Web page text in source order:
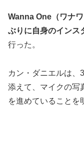
Wanna One（ワナワ
ぶりに自身のインス
行った。
カン・ダニエルは、
添えて、マイクの写
を進めていることを